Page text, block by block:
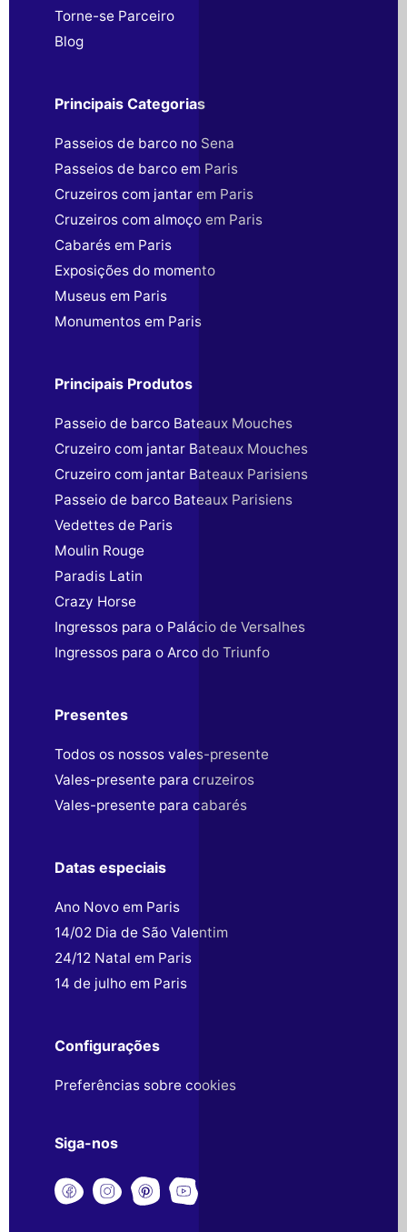
Torne-se Parceiro
Blog
Principais Categorias
Passeios de barco no Sena
Passeios de barco em Paris
Cruzeiros com jantar em Paris
Cruzeiros com almoço em Paris
Cabarés em Paris
Exposições do momento
Museus em Paris
Monumentos em Paris
Principais Produtos
Passeio de barco Bateaux Mouches
Cruzeiro com jantar Bateaux Mouches
Cruzeiro com jantar Bateaux Parisiens
Passeio de barco Bateaux Parisiens
Vedettes de Paris
Moulin Rouge
Paradis Latin
Crazy Horse
Ingressos para o Palácio de Versalhes
Ingressos para o Arco do Triunfo
Presentes
Todos os nossos vales-presente
Vales-presente para cruzeiros
Vales-presente para cabarés
Datas especiais
Ano Novo em Paris
14/02 Dia de São Valentim
24/12 Natal em Paris
14 de julho em Paris
Configurações
Preferências sobre cookies
Siga-nos